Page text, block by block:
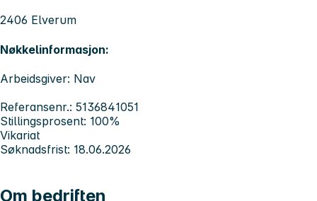
2406 Elverum
Nøkkelinformasjon:
Arbeidsgiver: Nav
Referansenr.: 5136841051
Stillingsprosent: 100%
Vikariat
Søknadsfrist: 18.06.2026
Om bedriften